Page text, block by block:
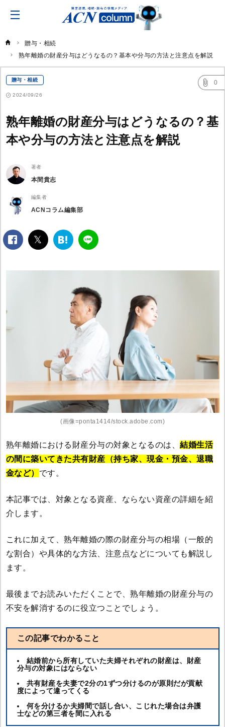
贈与・相続
熟年離婚の財産分与はどうなるの？基本や分与の方法と注意点を解説
贈与・相続 0
2024/09/26
熟年離婚の財産分与はどうなるの？基
本や分与の方法と注意点を解説
著者
本間貴志
編集者
ACNコラム編集部
facebook
twitterは
ブ
ク
マ
ー
ク
LINE
(画像=ponta1414/stock.adobe.com)
熟年離婚における財産分与の対象となるのは、 結婚生活
の間に築いてきた共有財産（持ち家、現金・預金、退職
金など） です。
本記事では、対象となる資産、ならない資産の詳細を紹
介します。
これに加えて、熟年離婚の際の財産分与の相場（一般的
な割合）や具体的な方法、注意点などについても解説し
ます。
最後までお読みいただくことで、熟年離婚の財産分与の
不安を解消するのに役立つことでしょう。
この記事でわかること
結婚前から所有していた夫婦それぞれの財産は、財産
分与の対象にはならない
共有財産を夫妻で2分の1ずつ分けるのが原則だが貢献
度によって違ってくる
何を分けるか夫婦間で話し合い、こじれた場合は弁護
士などの第三者を間に入れる